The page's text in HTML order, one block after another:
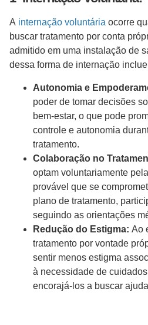
A internação voluntária ocorre
buscar tratamento por conta
admitido em uma instalação de
dessa forma de internação
Autonomia e
poder de tomar decisões
bem-estar, o que pode
controle e autonomia
tratamento.
Colaboração no
optam voluntariamente
provável que se
plano de tratamento,
seguindo as orientações
Redução do Estigma: Ao
tratamento por vontade
sentir menos estigma
à necessidade de
encorajá-los a buscar